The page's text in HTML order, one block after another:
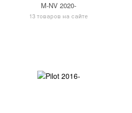
M-NV 2020-
13 товаров на сайте